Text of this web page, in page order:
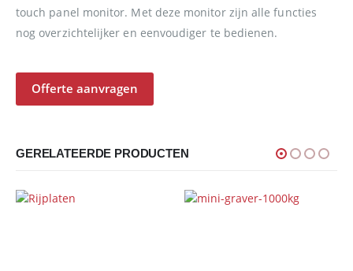
touch panel monitor. Met deze monitor zijn alle functies
nog overzichtelijker en eenvoudiger te bedienen.
Offerte aanvragen
GERELATEERDE PRODUCTEN